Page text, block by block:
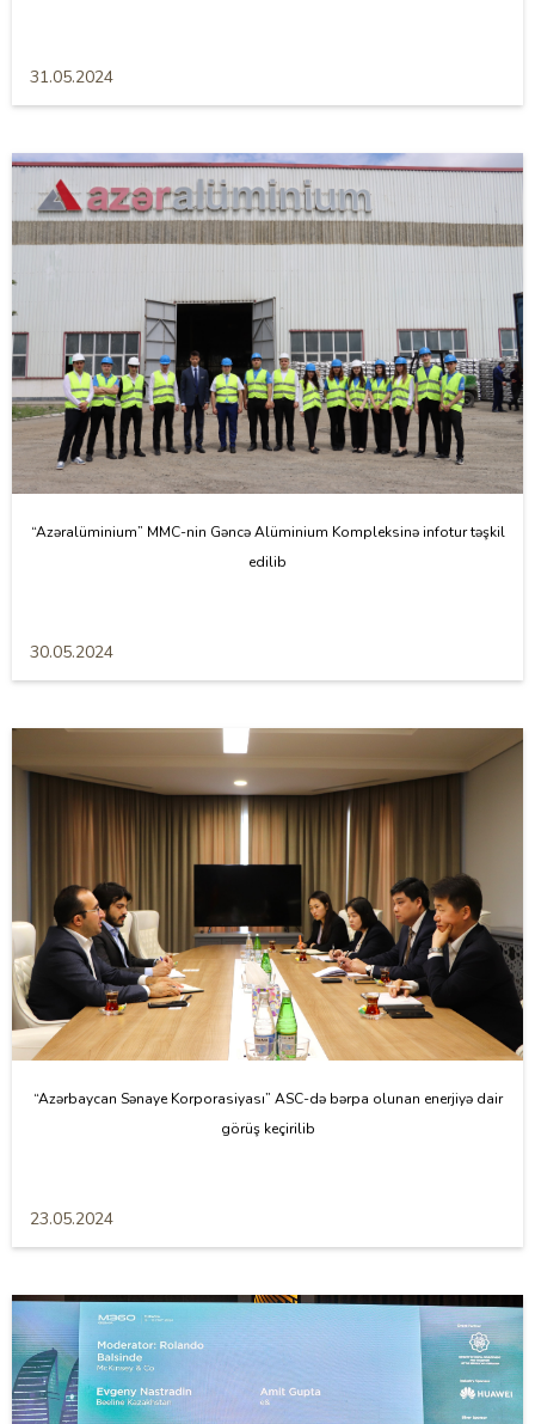
31.05.2024
“Azəralüminium” MMC-nin Gəncə Alüminium Kompleksinə infotur təşkil
edilib
30.05.2024
“Azərbaycan Sənaye Korporasiyası” ASC-də bərpa olunan enerjiyə dair
görüş keçirilib
23.05.2024